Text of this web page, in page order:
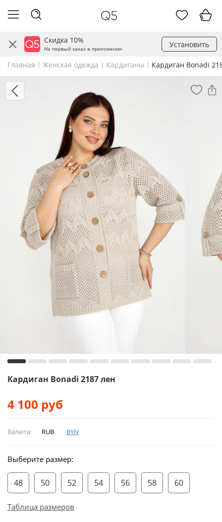
Скидка 10%
На первый заказ в приложении Установить
Главная Женская одежда Кардиганы Кардиган Bonadi
Кардиган Bonadi 2187 лен
4 100 руб
Валюта: RUB BYN
Выберите размер:
48 50 52 54 56 58 60
Таблица размеров